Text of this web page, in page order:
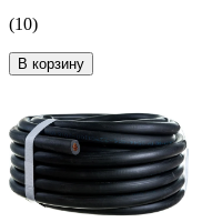
(10)
В корзину